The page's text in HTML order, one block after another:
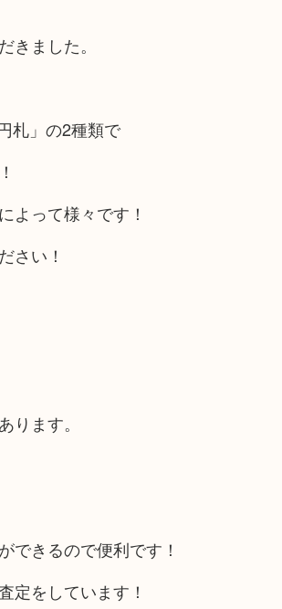
きました。
札」の2種類で
よって様々です！
さい！
ります。
できるので便利です！
定をしています！